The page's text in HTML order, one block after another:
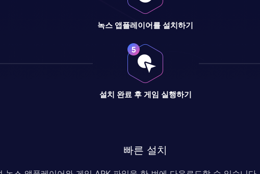
녹스 앱플레이어를 설치하기
설치 완료 후 게임 실행하기
빠른 설치